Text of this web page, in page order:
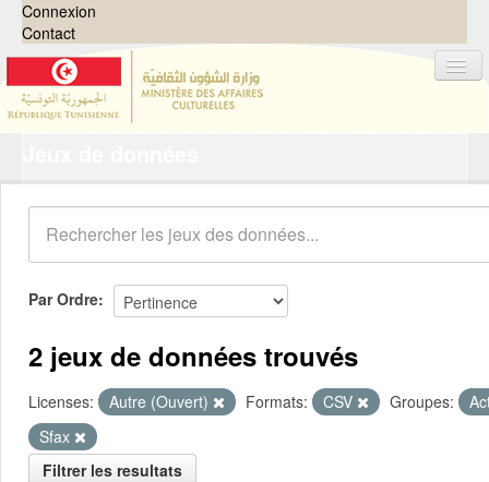
Connexion
Contact
Organisations
Groupes
Demandes 0
À propos
Par Ordre
2 jeux de données trouvés
Licenses: Autre (Ouvert) Formats: CSV Groupes:
Sfax
Filtrer les resultats